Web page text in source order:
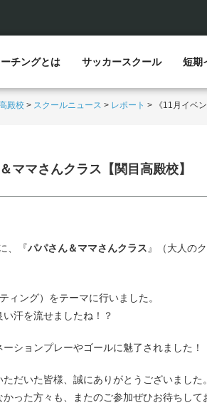
チングとは サッカースクール 短期
殿校 > スクールニュース > レポート > 《11月イベ
ママさんクラス【関目高殿校】
、『パパさん＆ママさんクラス 』（大人の
ィング）をテーマに行いました。
汗を流せましたね！？
ションプレーやゴールに魅了されました！
だいた皆様、誠にありがとうございました。
った方々も、またのご参加ぜひお待ちして